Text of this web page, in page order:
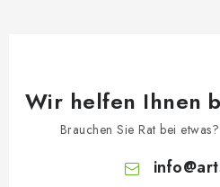
Wir helfen Ihnen
Brauchen Sie Rat bei
info@